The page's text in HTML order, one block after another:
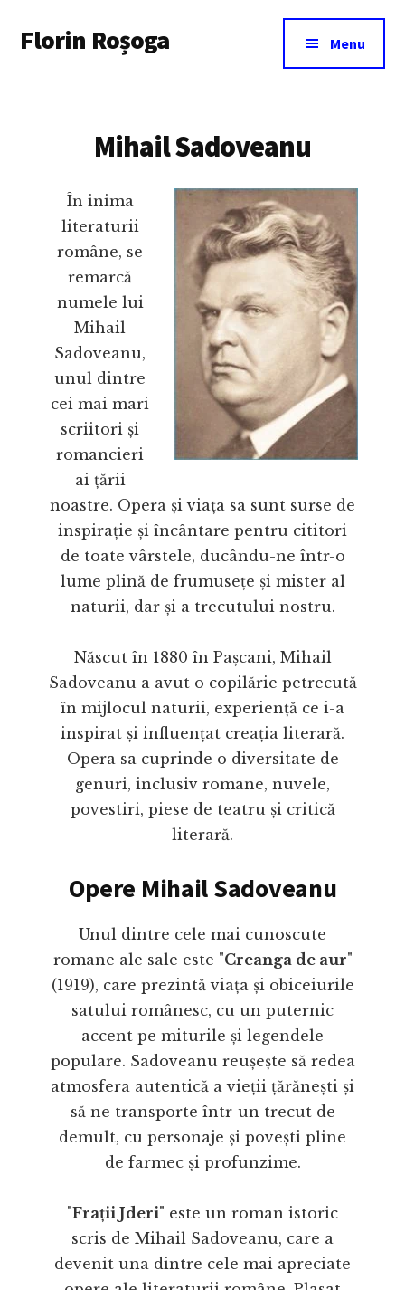
main
menu
Florin Roșoga Menu
Mihail Sadoveanu
În inima
literaturii
române, se
remarcă
numele lui
Mihail
Sadoveanu,
unul dintre
cei mai mari
scriitori și
romancieri
ai țării
noastre. Opera și viața sa sunt surse de
inspirație și încântare pentru cititori
de toate vârstele, ducându-ne într-o
lume plină de frumusețe și mister al
naturii, dar și a trecutului nostru.
Născut în 1880 în Pașcani, Mihail
Sadoveanu a avut o copilărie petrecută
în mijlocul naturii, experiență ce i-a
inspirat și influențat creația literară.
Opera sa cuprinde o diversitate de
genuri, inclusiv romane, nuvele,
povestiri, piese de teatru și critică
literară.
Opere Mihail Sadoveanu
Unul dintre cele mai cunoscute
romane ale sale este "Creanga de aur"
(1919), care prezintă viața și obiceiurile
satului românesc, cu un puternic
accent pe miturile și legendele
populare. Sadoveanu reușește să redea
atmosfera autentică a vieții țărănești și
să ne transporte într-un trecut de
demult, cu personaje și povești pline
de farmec și profunzime.
"Frații Jderi" este un roman istoric
scris de Mihail Sadoveanu, care a
devenit una dintre cele mai apreciate